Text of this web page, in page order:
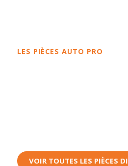
LES PIÈCES AUTO PRO
VOIR TOUTES LES PIÈCES